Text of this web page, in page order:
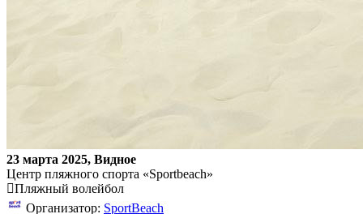
23 марта 2025, Видное
Центр пляжного спорта «Sportbeach»
Пляжный волейбол
Организатор: SportBeach